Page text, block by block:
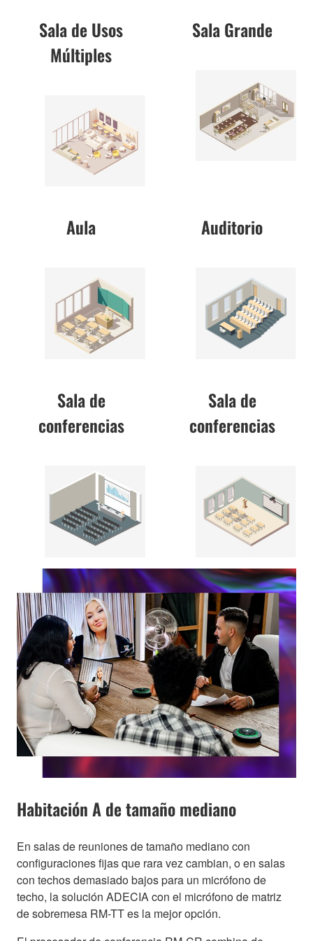
Sala de Usos
Múltiples
Sala Grande
Aula Auditorio
Sala de
conferencias
Sala de
conferencias
Habitación A de tamaño mediano
En salas de reuniones de tamaño mediano con
configuraciones fijas que rara vez cambian, o en salas
con techos demasiado bajos para un micrófono de
techo, la solución ADECIA con el micrófono de matriz
de sobremesa RM-TT es la mejor opción.